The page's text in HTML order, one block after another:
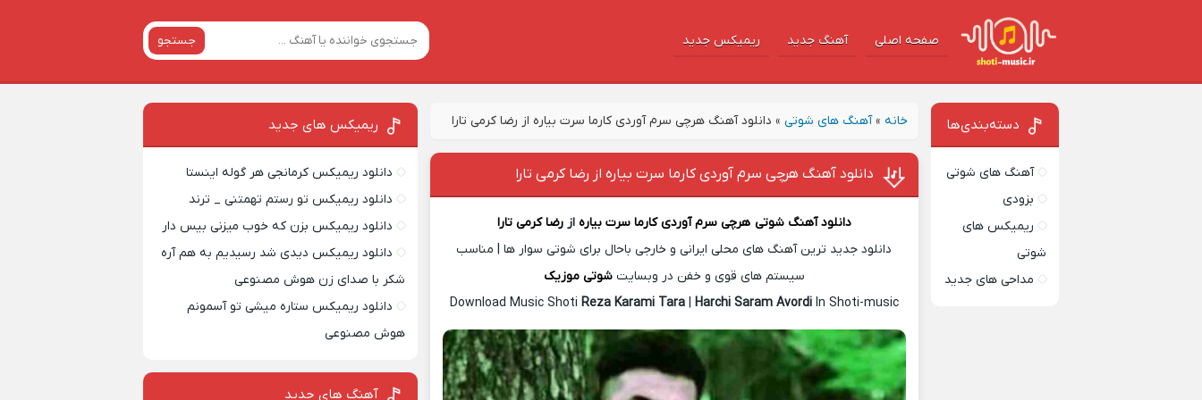
صفحه اصلی آهنگ‌ جدید ریمیکس جدید جستجو
خانه »آهنگ های شوتی » دانلود آهنگ هرچی سرم آوردی کارما سرت بیاره از رضا کرمی تارا
دانلود آهنگ هرچی سرم آوردی کارما سرت بیاره از رضا کرمی تارا
دانلود آهنگ شوتی هرچی سرم آوردی کارما سرت بیاره ازرضا کرمی تارا
دانلود جدید ترین آهنگ های محلی ایرانی و خارجی باحال برای شوتی سوار ها | مناسب
سیستم های قوی و خفن در وبسایتشوتی موزیک
Download Music Shoti Reza Karami Tara| Harchi Saram AvordiIn Shoti-music
دسته‌بندی‌ها
آهنگ های شوتی
بزودی
ریمیکس های
شوتی
مداحی های جدید
ریمیکس‌ های جدید
دانلود ریمیکس کرمانجی هر گوله اینستا
دانلود ریمیکس تو رستم تهمتنی _ ترند
دانلود ریمیکس بزن که خوب میزنی بیس دار
دانلود ریمیکس دیدی شد رسیدیم به هم آره
شکر با صدای زن هوش مصنوعی
دانلود ریمیکس ستاره میشی تو آسمونم
هوش مصنوعی
آهنگ های جدید